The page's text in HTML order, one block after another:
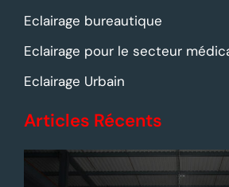
Eclairage bureautique
Eclairage pour le secteur
Eclairage Urbain
Articles Récents